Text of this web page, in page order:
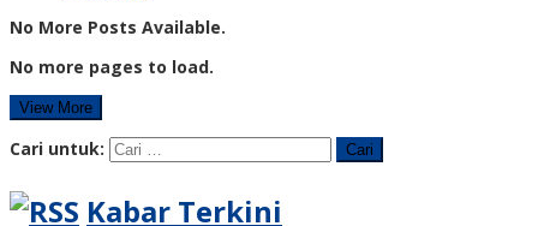
No More Posts Available.
No more pages to load.
View More
Cari untuk:
Kabar Terkini